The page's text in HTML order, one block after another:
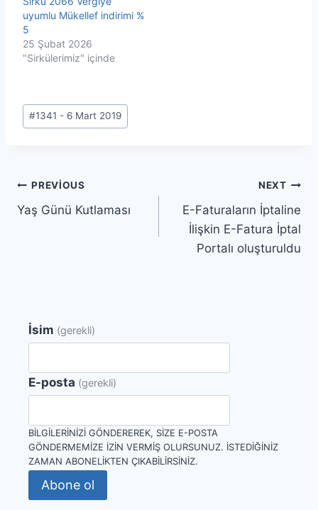
uyumlu Mükellef indirimi %
5
25 Şubat 2026
"Sirkülerimiz" içinde
Post
Tags:
#1341 - 6 Mart 2019
Yazı
gezinmesi
PREVIOUS
Yaş Günü Kutlaması
NEXT
E-Faturaların İptaline
İlişkin E-Fatura İptal
Portalı oluşturuldu
İsim (gerekli)
E-posta (gerekli)
BILGILERINIZI GÖNDEREREK, SIZE E-POSTA
GÖNDERMEMIZE IZIN VERMIŞ OLURSUNUZ. İSTEDIĞINIZ
ZAMAN ABONELIKTEN ÇIKABILIRSINIZ.
Abone ol